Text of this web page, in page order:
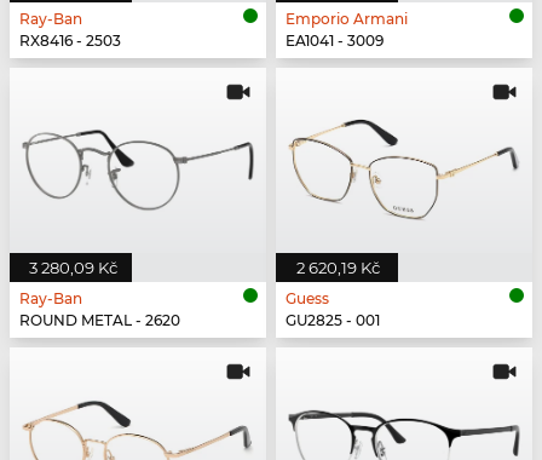
Ray-Ban
RX8416 - 2503
Emporio Armani
EA1041 - 3009
3 280,09 Kč
Ray-Ban
ROUND METAL - 2620
2 620,19 Kč
Guess
GU2825 - 001